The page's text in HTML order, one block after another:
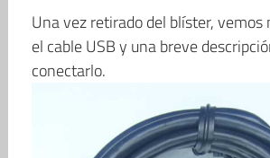
Una vez retirado del blíster, vemos
el cable USB y una breve
conectarlo.